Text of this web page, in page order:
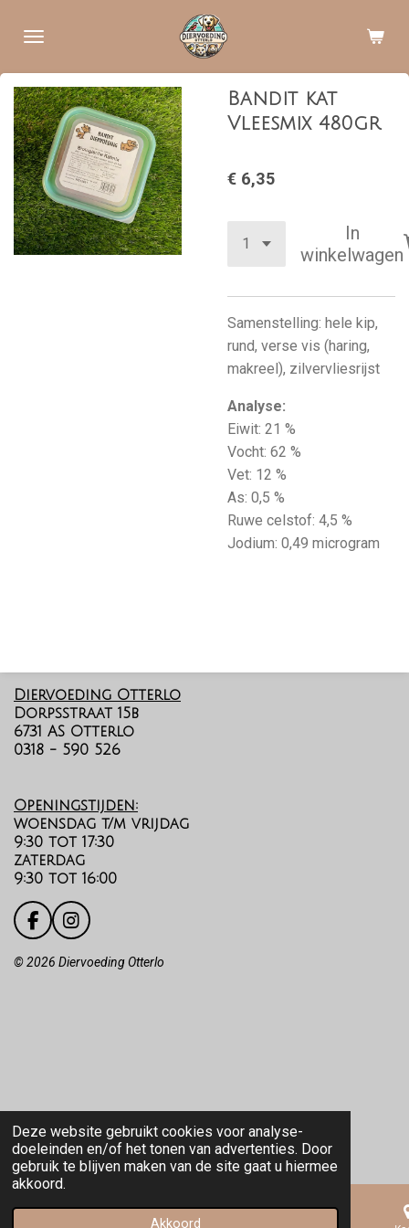
Deze website gebruikt cookies voor analyse-
doeleinden en/of het tonen van advertenties. Door
gebruik te blijven maken van de site gaat u hiermee
akkoord.
Akkoord
direct
de
hoofdinhoud
Bandit kat
Vleesmix 480gr
€ 6,35
In
winkelwagen
Samenstelling: hele kip,
rund, verse vis (haring,
makreel), zilvervliesrijst
Analyse:
Eiwit: 21 %
Vocht: 62 %
Vet: 12 %
As: 0,5 %
Ruwe celstof: 4,5 %
Jodium: 0,49 microgram
Diervoeding Otterlo
Dorpsstraat 15b
6731 AS Otterlo
0318 - 590 526
Openingstijden:
woensdag t/m vrijdag
9:30 tot 17:30
zaterdag
9:30 tot 16:00
F
a
c
I
n
s
©️2026 Diervoeding Otterlo